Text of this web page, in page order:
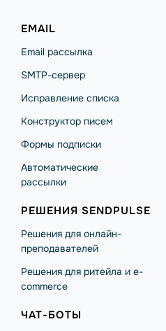
EMAIL
Email рассылка
SMTP-сервер
Исправление списка
Конструктор писем
Формы подписки
Автоматические
рассылки
РЕШЕНИЯ SENDPULSE
Решения для онлайн-
преподавателей
Решения для ритейла и e-
commerce
ЧАТ-БОТЫ